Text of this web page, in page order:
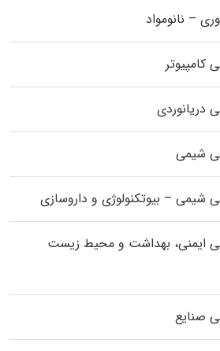
– نانومواد
کامپیوتر
دریانوردی
شیمی
شیمی – بیوتکنولوژی و داروسازی
ایمنی، بهداشت و محیط زیست
صنایع